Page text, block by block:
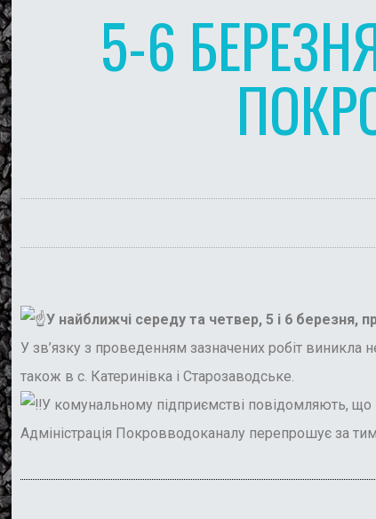
5-6
У найближчі середу та четвер, 5 і 6 березня,
У зв’язку з проведенням зазначених робіт виникла
також в с. Катеринівка і Старозаводське.
У комунальному підприємстві повідомляють,
Адміністрація Покровводоканалу перепрошує за